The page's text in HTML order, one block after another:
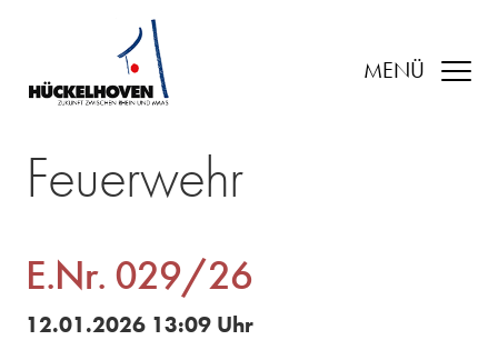
MENÜ
Feuerwehr
E.Nr. 029/26
12.01.2026 13:09 Uhr